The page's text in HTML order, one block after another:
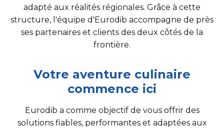
adapté aux réalités régionales. Grâce à cette
structure, l'équipe d'Eurodib accompagne de près
ses partenaires et clients des deux côtés de la
frontière.
Votre aventure culinaire
commence ici
Eurodib a comme objectif de vous offrir des
solutions fiables, performantes et adaptées aux